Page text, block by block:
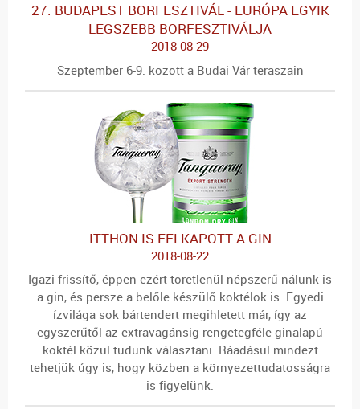
27. BUDAPEST BORFESZTIVÁL - EURÓPA EGYIK
LEGSZEBB BORFESZTIVÁLJA
2018-08-29
Szeptember 6-9. között a Budai Vár teraszain
ITTHON IS FELKAPOTT A GIN
2018-08-22
Igazi frissítő, éppen ezért töretlenül népszerű nálunk is
a gin, és persze a belőle készülő koktélok is. Egyedi
ízvilága sok bártendert megihletett már, így az
egyszerűtől az extravagánsig rengetegféle ginalapú
koktél közül tudunk választani. Ráadásul mindezt
tehetjük úgy is, hogy közben a környezettudatosságra
is figyelünk.